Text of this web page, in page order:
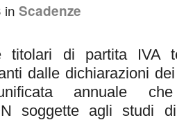
in Scadenze
titolari di partita IVA
dalle dichiarazioni
annuale
soggette agli studi